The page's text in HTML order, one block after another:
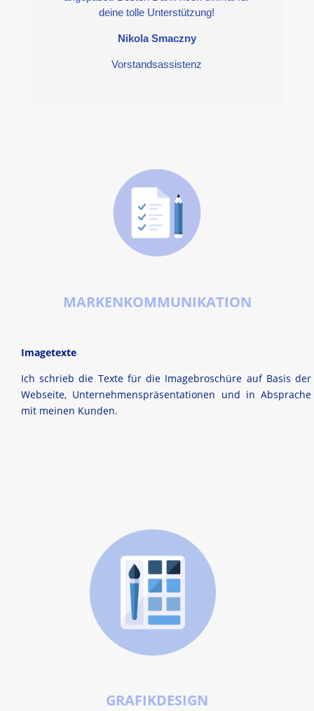
deine tolle Unterstützung!
Nikola Smaczny
Vorstandsassistenz
MARKENKOMMUNIKATION
Imagetexte
Ich schrieb die Texte für die Imagebroschüre auf Basis der
Webseite, Unternehmenspräsentationen und in Absprache
mit meinen Kunden.
GRAFIKDESIGN